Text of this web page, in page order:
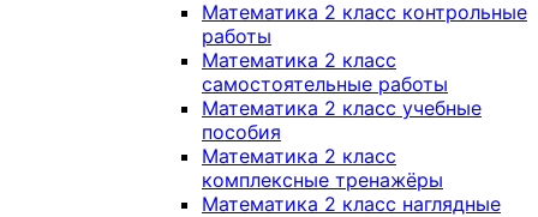
Математика 2 класс контрольные
работы
Математика 2 класс
самостоятельные работы
Математика 2 класс учебные
пособия
Математика 2 класс
комплексные тренажёры
Математика 2 класс наглядные